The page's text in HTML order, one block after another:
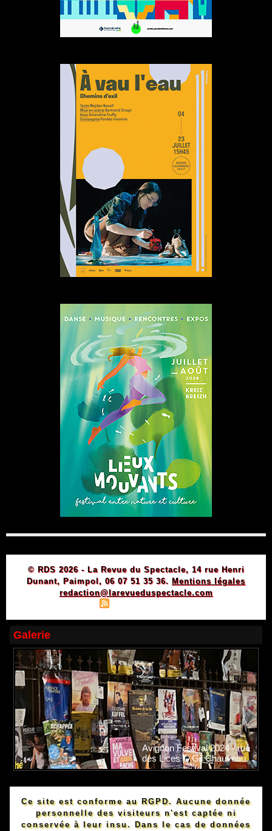
© RDS 2026 - La Revue du Spectacle, 14 rue Henri
Dunant, Paimpol, 06 07 51 35 36. Mentions légales
redaction@larevueduspectacle.com
Galerie
Avignon Festival 2024 - rue
des Lices © Gil Chauveau.
Ce site est conforme au RGPD. Aucune donnée
personnelle des visiteurs n'est captée ni
conservée à leur insu. Dans le cas de données